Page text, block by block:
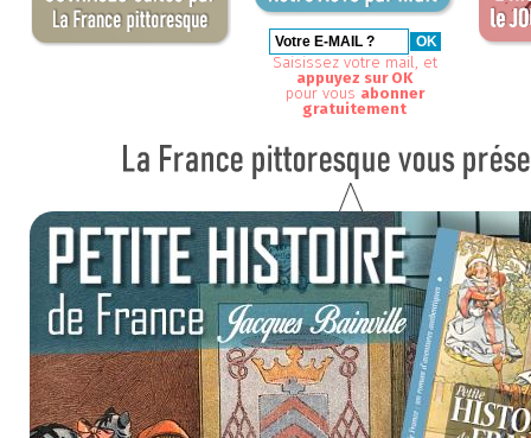
Saisissez votre mail, et
appuyez sur OK
pour vous abonner
gratuitement